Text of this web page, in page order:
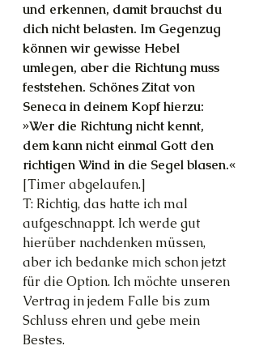
und erkennen, damit brauchst du
dich nicht belasten. Im Gegenzug
können wir gewisse Hebel
umlegen, aber die Richtung muss
feststehen. Schönes Zitat von
Seneca in deinem Kopf hierzu:
»Wer die Richtung nicht kennt,
dem kann nicht einmal Gott den
richtigen Wind in die Segel blasen.«
[Timer abgelaufen.]
T: Richtig, das hatte ich mal
aufgeschnappt. Ich werde gut
hierüber nachdenken müssen,
aber ich bedanke mich schon jetzt
für die Option. Ich möchte unseren
Vertrag in jedem Falle bis zum
Schluss ehren und gebe mein
Bestes.